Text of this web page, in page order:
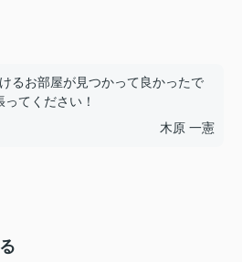
るお部屋が見つかって良かったで
てください！
木原 一憲